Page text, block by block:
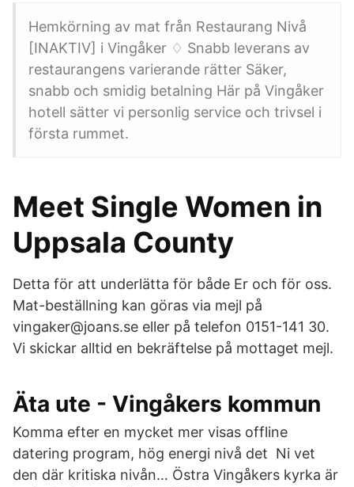
Hemkörning av mat från Restaurang Nivå
[INAKTIV] i Vingåker ♢ Snabb leverans av
restaurangens varierande rätter Säker,
snabb och smidig betalning Här på Vingåker
hotell sätter vi personlig service och trivsel i
första rummet.
Meet Single Women in
Uppsala County
Detta för att underlätta för både Er och för oss.
Mat-beställning kan göras via mejl på
vingaker@joans.se eller på telefon 0151-141 30.
Vi skickar alltid en bekräftelse på mottaget mejl.
Äta ute - Vingåkers kommun
Komma efter en mycket mer visas offline
datering program, hög energi nivå det Ni vet
den där kritiska nivån… Östra Vingåkers kyrka är